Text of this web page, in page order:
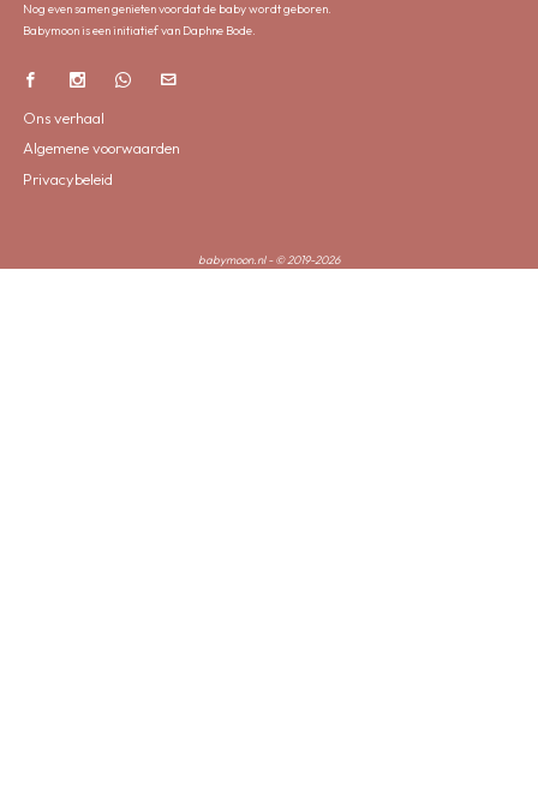
Nog even samen genieten voordat de baby wordt geboren.
Babymoon is een initiatief van Daphne Bode.
Ons verhaal
Algemene voorwaarden
Privacybeleid
babymoon.nl - © 2019-2026